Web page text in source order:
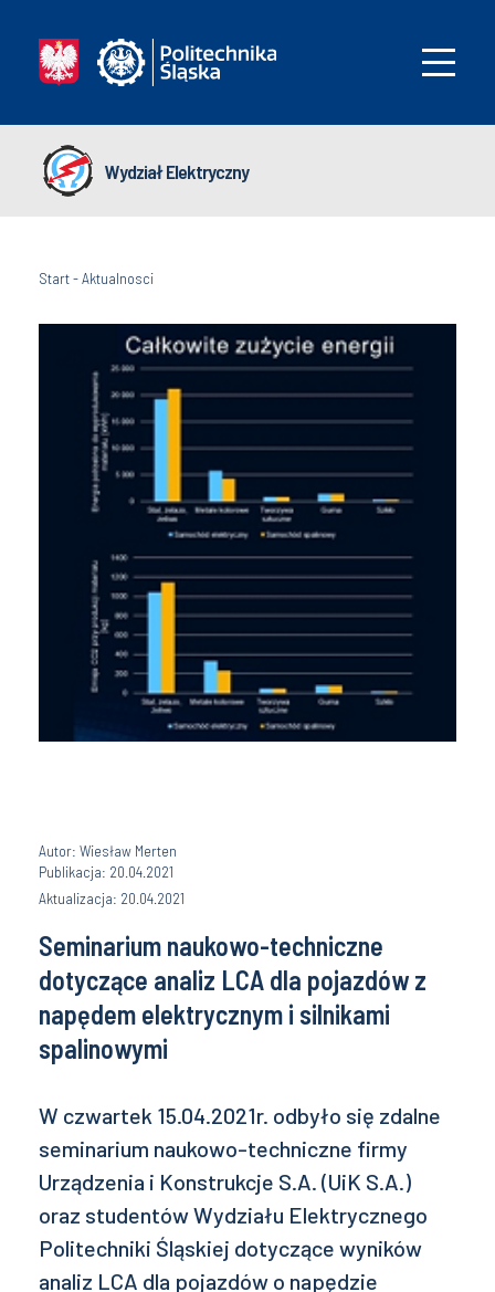
Wydział Elektryczny
Start-Aktualnosci
Autor: Wiesław Merten
Publikacja: 20.04.2021
Aktualizacja: 20.04.2021
Seminarium naukowo-techniczne
dotyczące analiz LCA dla pojazdów z
napędem elektrycznym i silnikami
spalinowymi
W czwartek 15.04.2021r. odbyło się zdalne
seminarium naukowo-techniczne firmy
Urządzenia i Konstrukcje S.A. (UiK S.A.)
oraz studentów Wydziału Elektrycznego
Politechniki Śląskiej dotyczące wyników
analiz LCA dla pojazdów o napędzie